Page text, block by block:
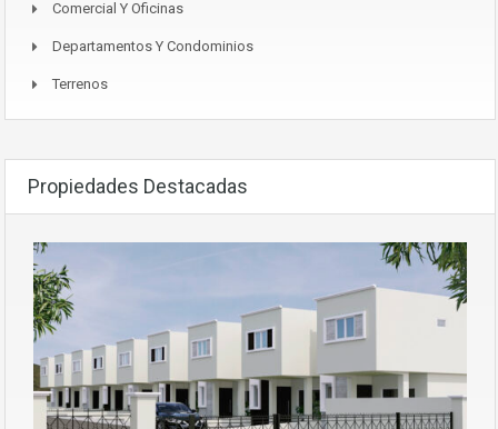
Comercial Y Oficinas
Departamentos Y Condominios
Terrenos
Propiedades Destacadas